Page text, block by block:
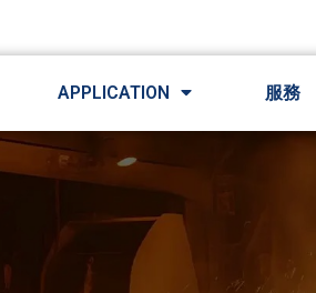
APPLICATION 服務